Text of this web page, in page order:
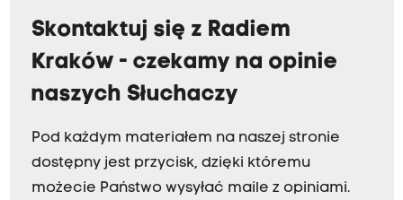
Skontaktuj się z Radiem
Kraków - czekamy na opinie
naszych Słuchaczy
Pod każdym materiałem na naszej stronie
dostępny jest przycisk, dzięki któremu
możecie Państwo wysyłać maile z opiniami.